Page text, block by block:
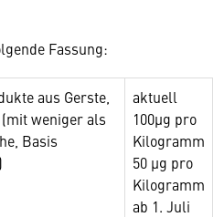
Fassung:
aus Gerste,
weniger als
Basis
aktuell
100µg pro
Kilogramm
50 µg pro
Kilogramm
ab 1. Juli